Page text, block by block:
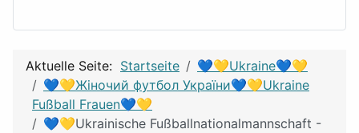
Aktuelle Seite: Startseite
💙💛Ukraine💙💛
💙💛Жіночий футбол України💙💛Ukraine
Fußball Frauen💙💛
💙💛Ukrainische Fußballnationalmannschaft -